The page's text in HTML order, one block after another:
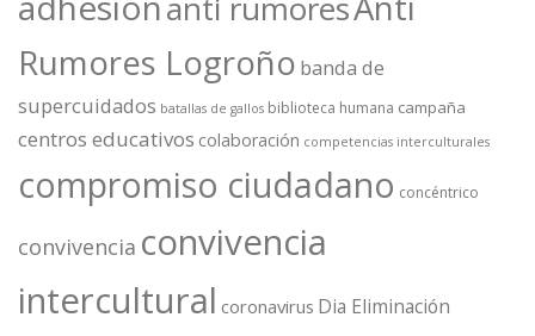
anti rumores
Rumores Logroño banda de
supercuidados batallas de gallos biblioteca humana campaña
centros educativos colaboración competencias interculturales
compromiso ciudadano concéntrico
convivencia convivencia
intercultural coronavirus Dia Eliminación